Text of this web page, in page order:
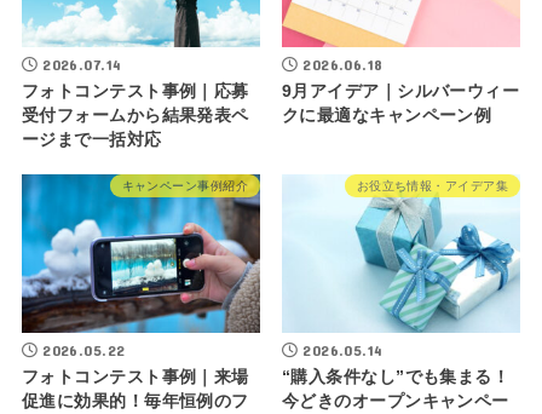
2026.07.14
フォトコンテスト事例｜応募
受付フォームから結果発表ペ
ージまで一括対応
2026.06.18
9月アイデア｜シルバーウィー
クに最適なキャンペーン例
キャンペーン事例紹介
2026.05.22
フォトコンテスト事例｜来場
促進に効果的！毎年恒例のフ
お役立ち情報・アイデア集
2026.05.14
“購入条件なし”でも集まる！
今どきのオープンキャンペー